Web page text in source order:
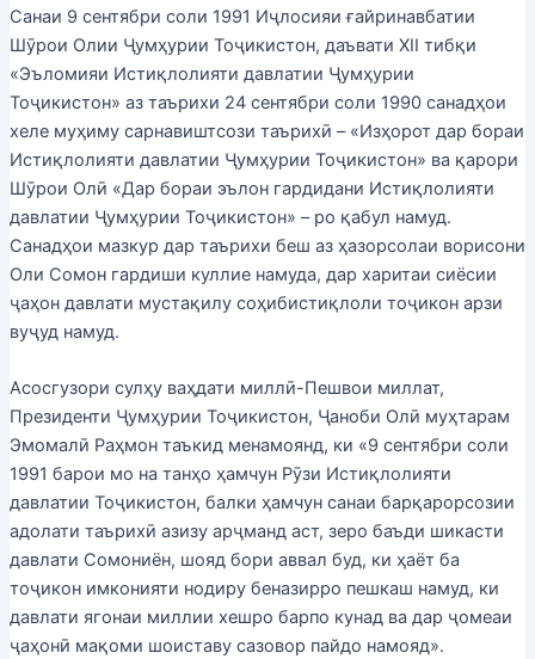
Санаи 9 сентябри соли 1991 Иҷлосияи ғайринавбатии
Шӯрои Олии Ҷумҳурии Тоҷикистон, даъвати ХII тибқи
«Эъломияи Истиқлолияти давлатии Ҷумҳурии
Тоҷикистон» аз таърихи 24 сентябри соли 1990 санадҳои
хеле муҳиму сарнавиштсози таърихӣ – «Изҳорот дар бораи
Истиқлолияти давлатии Ҷумҳурии Тоҷикистон» ва қарори
Шӯрои Олӣ «Дар бораи эълон гардидани Истиқлолияти
давлатии Ҷумҳурии Тоҷикистон» – ро қабул намуд.
Санадҳои мазкур дар таърихи беш аз ҳазорсолаи ворисони
Оли Сомон гардиши куллие намуда, дар харитаи сиёсии
ҷаҳон давлати мустақилу соҳибистиқлоли тоҷикон арзи
вуҷуд намуд.
Асосгузори сулҳу ваҳдати миллӣ-Пешвои миллат,
Президенти Ҷумҳурии Тоҷикистон, Ҷаноби Олӣ муҳтарам
Эмомалӣ Раҳмон таъкид менамоянд, ки «9 сентябри соли
1991 барои мо на танҳо ҳамчун Рӯзи Истиқлолияти
давлатии Тоҷикистон, балки ҳамчун санаи барқарорсозии
адолати таърихӣ азизу арҷманд аст, зеро баъди шикасти
давлати Сомониён, шояд бори аввал буд, ки ҳаёт ба
тоҷикон имконияти нодиру беназирро пешкаш намуд, ки
давлати ягонаи миллии хешро барпо кунад ва дар ҷомеаи
ҷаҳонӣ мақоми шоиставу сазовор пайдо намояд».